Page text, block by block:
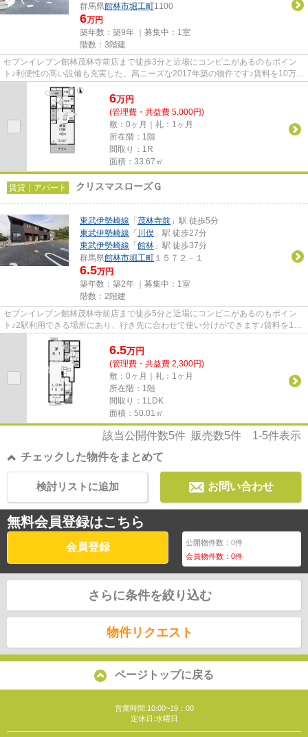
群馬県館林市堀工町1100
6万円
築年数：築9年 ｜募集中： 1室
階数：3階建
セブンイレブン館林茂林寺前店まで徒歩3分と近場にコンビニがあるのもポイン
ト♪利便性の高い設備も充実した、高ニーズな2017年築の物件です♪賃料を10万円
以下に抑えたい方におすすめで...
6万円
(管理費・共益費 5,000円)
敷：0ヶ月｜礼：1ヶ月
所在階：1階
間取り：1R
面積：33.67㎡
賃貸｜アパート クリスマスローズＧ
東武伊勢崎線 「 茂林寺前 」駅 徒歩5分
東武伊勢崎線 「 川俣 」駅 徒歩27分
東武伊勢崎線 「 館林 」駅 徒歩37分
群馬県館林市堀工町 １５７２－１
6.5万円
築年数：築2年 ｜募集中： 1室
階数：2階建
セブンイレブン館林茂林寺前店まで徒歩5分と近場にコンビニがあるのもポイン
ト♪2駅利用できる場所にあり、行き先に合わせて使い分けができます♪賃料を10
万円以下に抑えたい方におすす...
6.5万円
(管理費・共益費 2,300円)
敷：0ヶ月｜礼：1ヶ月
所在階：1階
間取り：1LDK
面積：50.01㎡
該当公開件数5件 販売数5件 1-5件表示
チェックした物件をまとめて
お問い合わせ
検討リストに追加
無料会員登録はこちら
会員登録 公開物件数：0件
会員物件数：0件
さらに条件を絞り込む
物件リクエスト
ページトップに戻る
営業時間:10:00~19：00
定休日:水曜日